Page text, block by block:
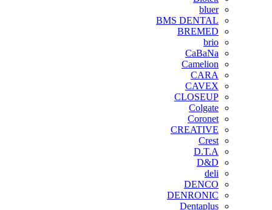
bluer
BMS DENTAL
BREMED
brio
CaBaNa
Camelion
CARA
CAVEX
CLOSEUP
Colgate
Coronet
CREATIVE
Crest
D.T.A
D&D
deli
DENCO
DENRONIC
Dentaplus